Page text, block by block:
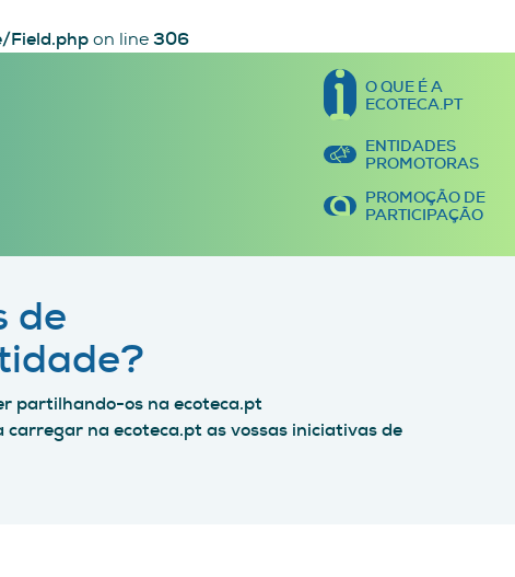
on line306
O QUE É A
ECOTECA.PT
ENTIDADES
PROMOTORAS
PROMOÇÃO DE
PARTICIPAÇÃO
de
partilhando-os na ecoteca.pt
na ecoteca.pt as vossas iniciativas de